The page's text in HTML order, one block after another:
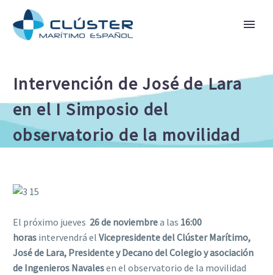
Intervención de José de Lara
en el I Simposio del
observatorio de la movilidad
El próximo jueves 26 de noviembrea las 16:00
horas intervendrá el Vicepresidente del Clúster Marítimo,
José de Lara, Presidente y Decano del Colegio y asociación
de Ingenieros Navalesen el observatorio de la movilidad